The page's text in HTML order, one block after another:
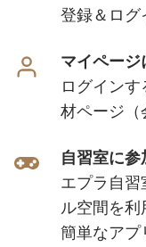
登録＆ログ
マイページ
ログイン
材ページ（
自習室に参
エプラ自習
ル空間を利
簡単なアプ